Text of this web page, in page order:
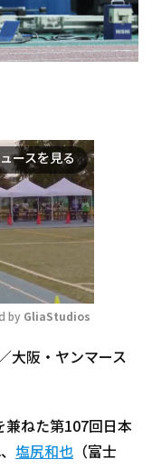
ースを見る
Mute
by GliaStudios
大阪・ヤンマース
兼ねた第107回日本
塩尻和也 （富士